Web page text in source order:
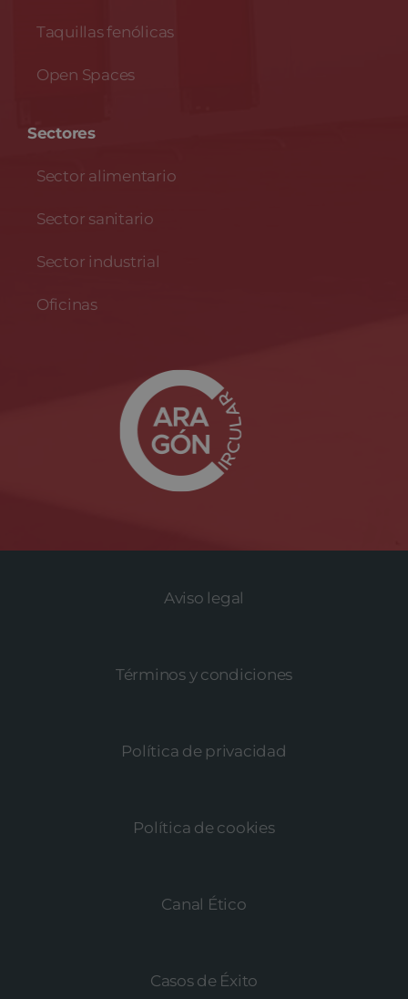
Taquillas fenólicas
Open Spaces
Sectores
Sector alimentario
Sector sanitario
Sector industrial
Oficinas
Aviso legal
Términos y condiciones
Política de privacidad
Política de cookies
Canal Ético
Casos de Éxito